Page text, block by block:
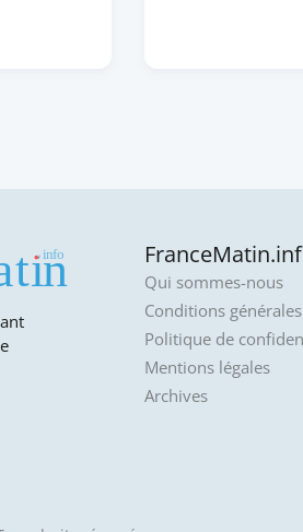
Qui sommes-nous
Conditions
Politique de
Mentions légales
Archives